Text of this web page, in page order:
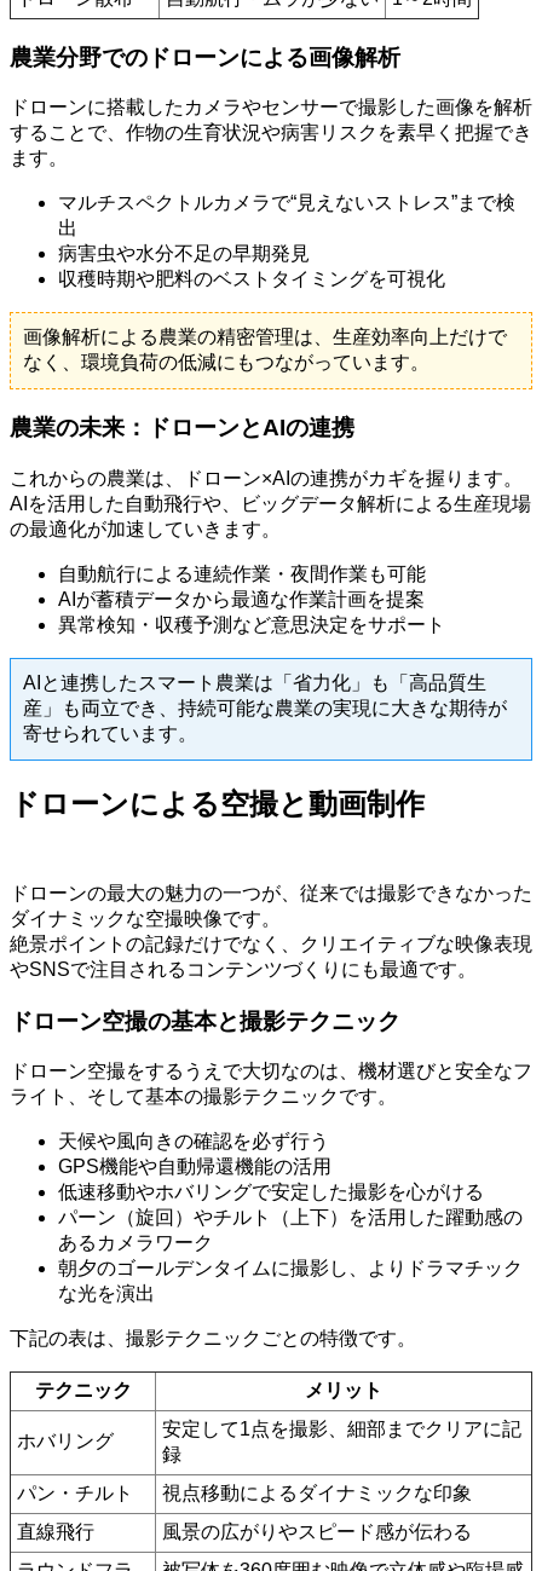
農業分野でのドローンによる画像解析
ドローンに搭載したカメラやセンサーで撮影した画像を解析
することで、作物の生育状況や病害リスクを素早く把握でき
ます。
マルチスペクトルカメラで“見えないストレス”まで検
出
病害虫や水分不足の早期発見
収穫時期や肥料のベストタイミングを可視化
画像解析による農業の精密管理は、生産効率向上だけで
なく、環境負荷の低減にもつながっています。
農業の未来：ドローンとAIの連携
これからの農業は、ドローン×AIの連携がカギを握ります。
AIを活用した自動飛行や、ビッグデータ解析による生産現場
の最適化が加速していきます。
自動航行による連続作業・夜間作業も可能
AIが蓄積データから最適な作業計画を提案
異常検知・収穫予測など意思決定をサポート
AIと連携したスマート農業は「省力化」も「高品質生
産」も両立でき、持続可能な農業の実現に大きな期待が
寄せられています。
ドローンによる空撮と動画制作
ドローンの最大の魅力の一つが、従来では撮影できなかった
ダイナミックな空撮映像です。
絶景ポイントの記録だけでなく、クリエイティブな映像表現
やSNSで注目されるコンテンツづくりにも最適です。
ドローン空撮の基本と撮影テクニック
ドローン空撮をするうえで大切なのは、機材選びと安全なフ
ライト、そして基本の撮影テクニックです。
天候や風向きの確認を必ず行う
GPS機能や自動帰還機能の活用
低速移動やホバリングで安定した撮影を心がける
パーン（旋回）やチルト（上下）を活用した躍動感の
あるカメラワーク
朝夕のゴールデンタイムに撮影し、よりドラマチック
な光を演出
下記の表は、撮影テクニックごとの特徴です。
テクニック メリット
ホバリング
安定して1点を撮影、細部までクリアに記
録
パン・チルト
視点移動によるダイナミックな印象
直線飛行
風景の広がりやスピード感が伝わる